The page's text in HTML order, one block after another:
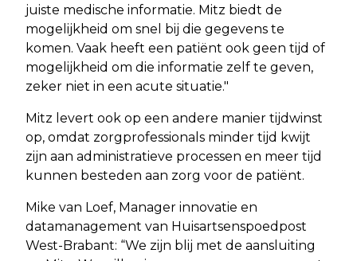
juiste medische informatie. Mitz biedt de
mogelijkheid om snel bij die gegevens te
komen. Vaak heeft een patiënt ook geen tijd of
mogelijkheid om die informatie zelf te geven,
zeker niet in een acute situatie."
Mitz levert ook op een andere manier tijdwinst
op, omdat zorgprofessionals minder tijd kwijt
zijn aan administratieve processen en meer tijd
kunnen besteden aan zorg voor de patiënt.
Mike van Loef, Manager innovatie en
datamanagement van Huisartsenspoedpost
West-Brabant: “We zijn blij met de aansluiting